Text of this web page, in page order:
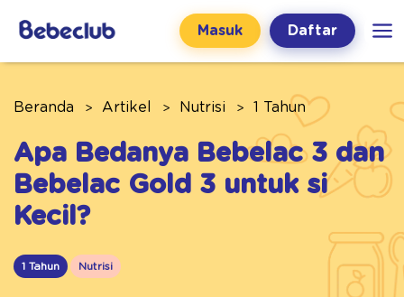
Masuk Daftar
Beranda Artikel Nutrisi 1 Tahun
Apa Bedanya Bebelac 3 dan
Bebelac Gold 3 untuk si
Kecil?
1 Tahun Nutrisi